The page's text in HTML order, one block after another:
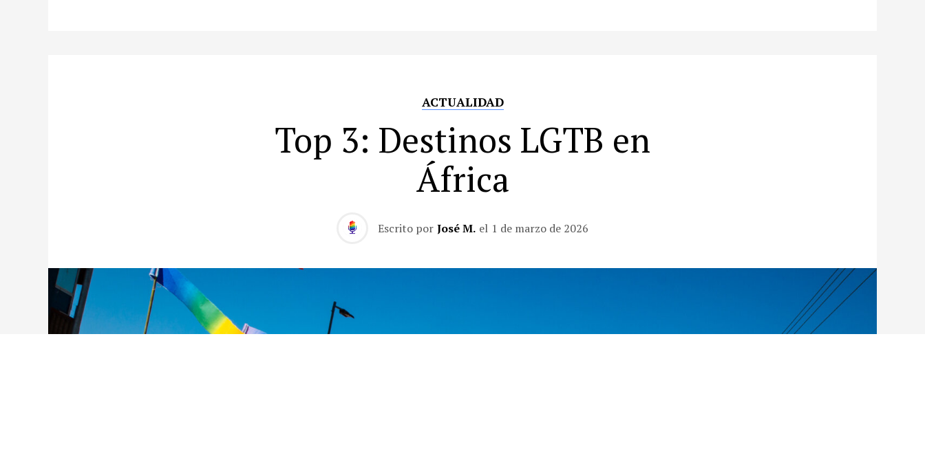
ACTUALIDAD
Top 3: Destinos LGTB en
África
Escrito por José M. el 1 de marzo de 2026